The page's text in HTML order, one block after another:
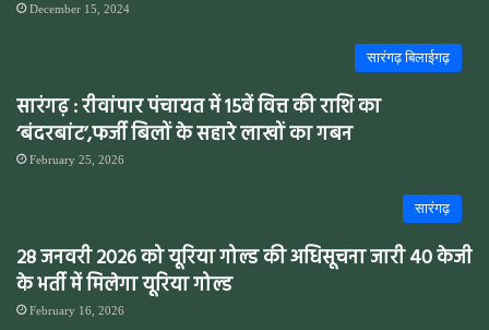
December 15, 2024
सारंगढ़ बिलाईगढ़
सारंगढ़ : रीवांपार पंचायत में 15वें वित्त की राशि का
‘बंदरबांट’,फर्जी बिलों के सहारे लाखों का गबन
February 25, 2026
सारंगढ़
28 जनवरी 2026 को यूरिया गोल्ड की अधिसूचना जारी 40 केजी
के भर्ती में मिलेगा यूरिया गोल्ड
February 16, 2026